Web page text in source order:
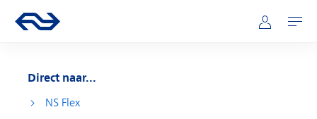
Hoofdnavigatie
Ga naar de homepage van ns.nl Mijn NS
Openen
Direct naar...
NS Flex